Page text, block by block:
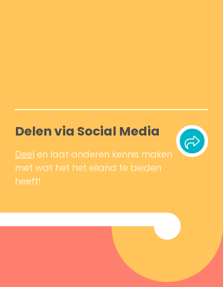
Delen via Social Media
Deel en laat anderen kennis maken
met wat het het eiland te bieden
heeft!